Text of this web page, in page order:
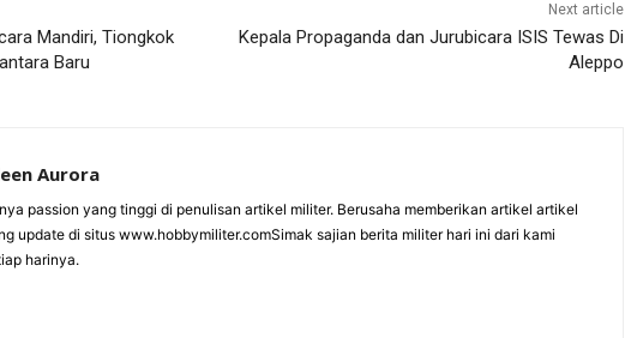
Mandiri, Tiongkok
Baru
Next article
Kepala Propaganda dan Jurubicara ISIS Tewas Di
Aleppo
Aurora
passion yang tinggi di penulisan artikel militer. Berusaha memberikan artikel artikel
update di situs www.hobbymiliter.comSimak sajian berita militer hari ini dari kami
harinya.